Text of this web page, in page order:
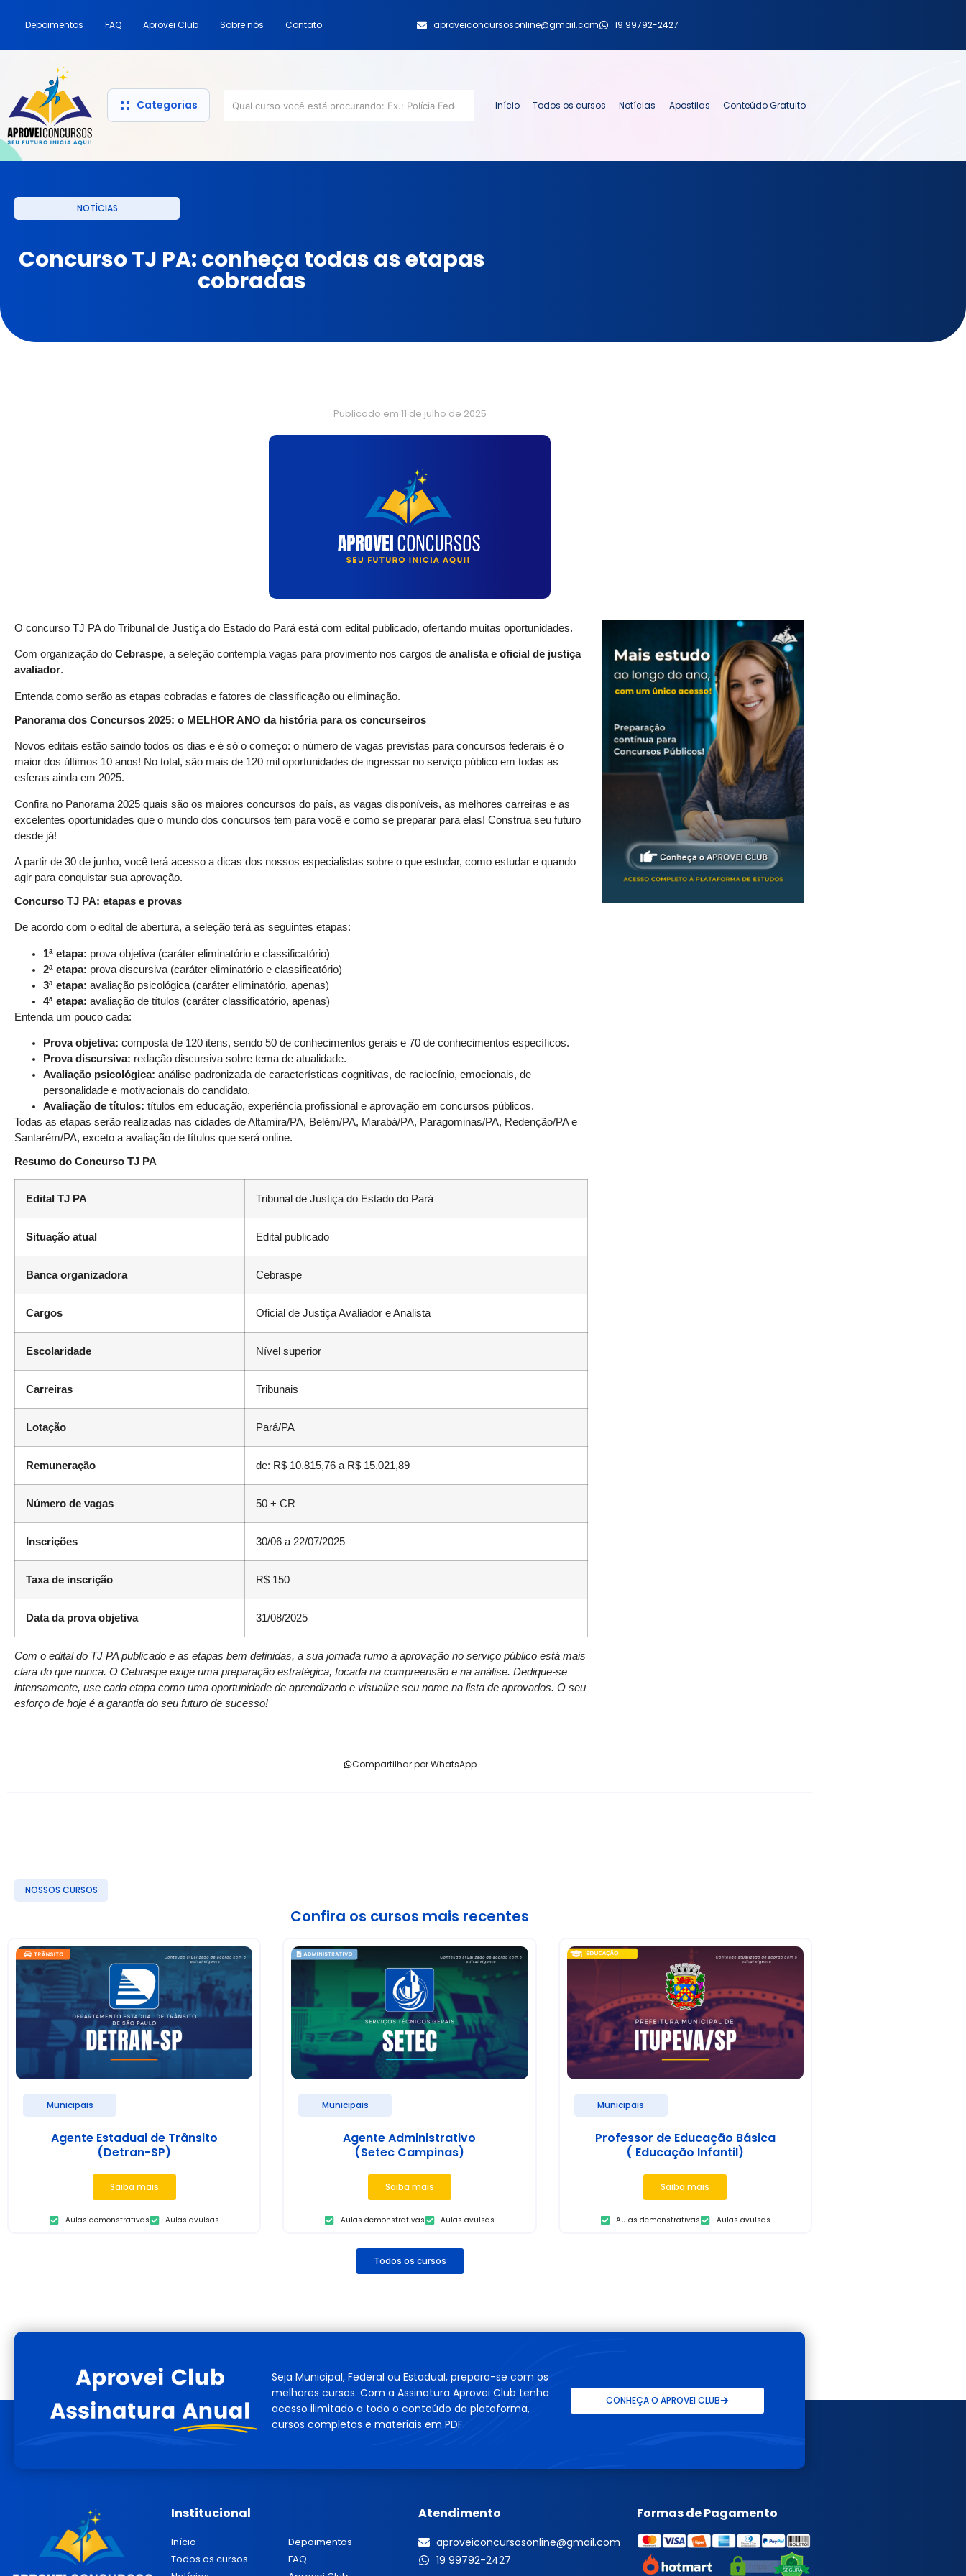
Depoimentos FAQ Aprovei Club Sobre nós Contato aproveiconcursosonline@gmail.com 19 99792-2427
Categorias Início Todos os cursos Notícias Apostilas Conteúdo Gratuito
NOTÍCIAS
Concurso TJ PA: conheça todas as etapas
cobradas
Publicado em 11 de julho de 2025
O concurso TJ PA do Tribunal de Justiça do Estado do Pará está com edital publicado, ofertando muitas oportunidades.
Com organização do Cebraspe, a seleção contempla vagas para provimento nos cargos de analista e oficial de justiça
avaliador.
Entenda como serão as etapas cobradas e fatores de classificação ou eliminação.
Panorama dos Concursos 2025: o MELHOR ANO da história para os concurseiros
Novos editais estão saindo todos os dias e é só o começo: o número de vagas previstas para concursos federais é o
maior dos últimos 10 anos! No total, são mais de 120 mil oportunidades de ingressar no serviço público em todas as
esferas ainda em 2025.
Confira no Panorama 2025 quais são os maiores concursos do país, as vagas disponíveis, as melhores carreiras e as
excelentes oportunidades que o mundo dos concursos tem para você e como se preparar para elas! Construa seu futuro
desde já!
A partir de 30 de junho, você terá acesso a dicas dos nossos especialistas sobre o que estudar, como estudar e quando
agir para conquistar sua aprovação.
Concurso TJ PA: etapas e provas
De acordo com o edital de abertura, a seleção terá as seguintes etapas:
1ª etapa: prova objetiva (caráter eliminatório e classificatório)
2ª etapa: prova discursiva (caráter eliminatório e classificatório)
3ª etapa: avaliação psicológica (caráter eliminatório, apenas)
4ª etapa: avaliação de títulos (caráter classificatório, apenas)
Entenda um pouco cada:
Prova objetiva: composta de 120 itens, sendo 50 de conhecimentos gerais e 70 de conhecimentos específicos.
Prova discursiva: redação discursiva sobre tema de atualidade.
Avaliação psicológica: análise padronizada de características cognitivas, de raciocínio, emocionais, de
personalidade e motivacionais do candidato.
Avaliação de títulos: títulos em educação, experiência profissional e aprovação em concursos públicos.
Todas as etapas serão realizadas nas cidades de Altamira/PA, Belém/PA, Marabá/PA, Paragominas/PA, Redenção/PA e
Santarém/PA, exceto a avaliação de títulos que será online.
Resumo do Concurso TJ PA
Edital TJ PA Tribunal de Justiça do Estado do Pará
Situação atual Edital publicado
Banca organizadora Cebraspe
Cargos Oficial de Justiça Avaliador e Analista
Escolaridade Nível superior
Carreiras Tribunais
Lotação Pará/PA
Remuneração de: R$ 10.815,76 a R$ 15.021,89
Número de vagas 50 + CR
Inscrições 30/06 a 22/07/2025
Taxa de inscrição R$ 150
Data da prova objetiva 31/08/2025
Com o edital do TJ PA publicado e as etapas bem definidas, a sua jornada rumo à aprovação no serviço público está mais
clara do que nunca. O Cebraspe exige uma preparação estratégica, focada na compreensão e na análise. Dedique-se
intensamente, use cada etapa como uma oportunidade de aprendizado e visualize seu nome na lista de aprovados. O seu
esforço de hoje é a garantia do seu futuro de sucesso!
Compartilhar por WhatsApp
NOSSOS CURSOS
Confira os cursos mais recentes
Municipais
Agente Estadual de Trânsito
(Detran-SP)
Saiba mais
Aulas demonstrativas Aulas avulsas
Municipais
Agente Administrativo
(Setec Campinas)
Saiba mais
Aulas demonstrativas Aulas avulsas
Municipais
Professor de Educação Básica
( Educação Infantil)
Saiba mais
Aulas demonstrativas Aulas avulsas
Todos os cursos
Seja Municipal, Federal ou Estadual, prepara-se com os
melhores cursos. Com a Assinatura Aprovei Club tenha
acesso ilimitado a todo o conteúdo da plataforma,
cursos completos e materiais em PDF.
CONHEÇA O APROVEI CLUB
Institucional
Início
Todos os cursos
Depoimentos
FAQ
Atendimento
aproveiconcursosonline@gmail.com
19 99792-2427
Formas de Pagamento